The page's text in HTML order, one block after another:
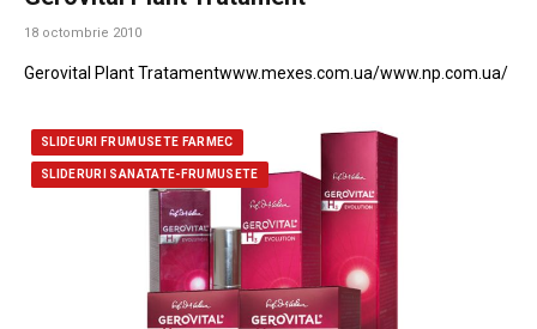
18 octombrie 2010
Gerovital Plant Tratamentwww.mexes.com.ua/www.np.com.ua/
SLIDEURI FRUMUSETE FARMEC
SLIDERURI SANATATE-FRUMUSETE